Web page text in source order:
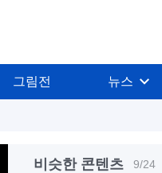
그림전 뉴스
비슷한 콘텐츠 9/24